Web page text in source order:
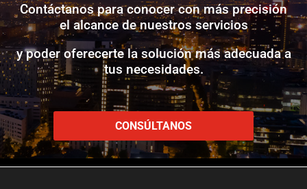
Contáctanos para conocer con más precisión
el alcance de nuestros servicios
y poder oferecerte la solución más adecuada a
tus necesidades.
CONSÚLTANOS